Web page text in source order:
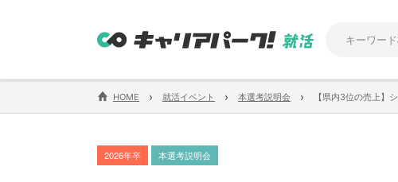
HOME › 就活イベント › 本選考説明会 › 【県内3位の売上】
2026年卒 本選考説明会